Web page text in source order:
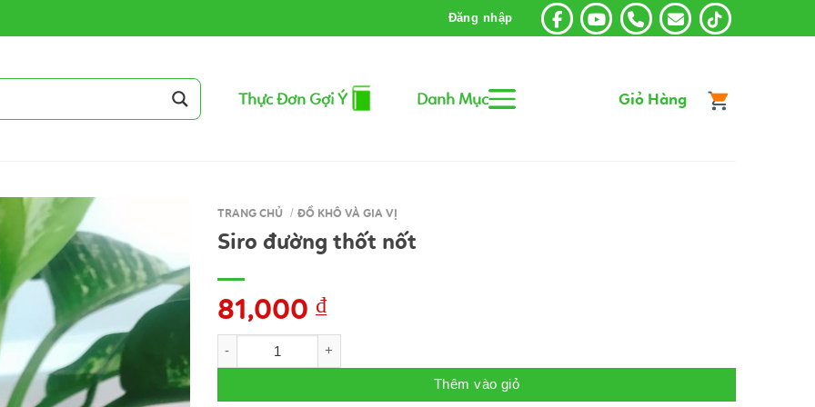
Đăng nhập
Thực Đơn Gợi Ý Danh Mục Giỏ Hàng
TRANG CHỦ / ĐỒ KHÔ VÀ GIA VỊ
Siro đường thốt nốt
81,000 ₫
Thêm vào giỏ